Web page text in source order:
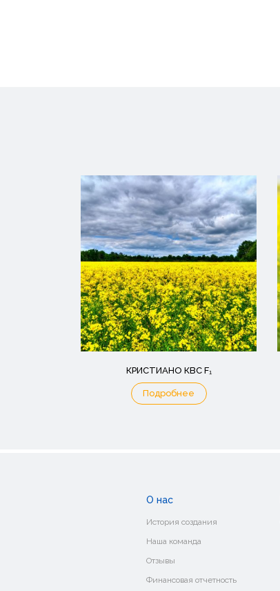
КРИСТИАНО КВС F₁
Подробнее
О нас
История создания
Наша команда
Отзывы
Финансовая отчетность